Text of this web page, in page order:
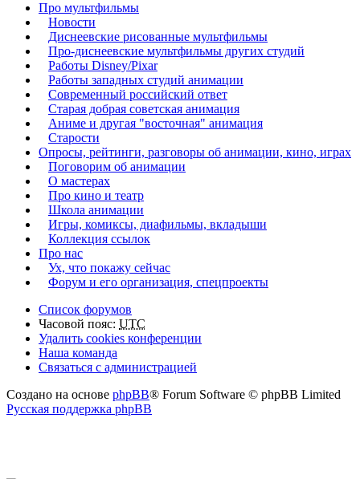
Про мультфильмы
Новости
Диснеевские рисованные мультфильмы
Про-диснеевские мультфильмы других студий
Работы Disney/Pixar
Работы западных студий анимации
Современный российский ответ
Старая добрая советская анимация
Аниме и другая "восточная" анимация
Старости
Опросы, рейтинги, разговоры об анимации, кино, играх
Поговорим об анимации
О мастерах
Про кино и театр
Школа анимации
Игры, комиксы, диафильмы, вкладыши
Коллекция ссылок
Про нас
Ух, что покажу сейчас
Форум и его организация, спецпроекты
Список форумов
Часовой пояс: UTC
Удалить cookies конференции
Наша команда
Связаться с администрацией
Создано на основе phpBB® Forum Software © phpBB Limited
Русская поддержка phpBB